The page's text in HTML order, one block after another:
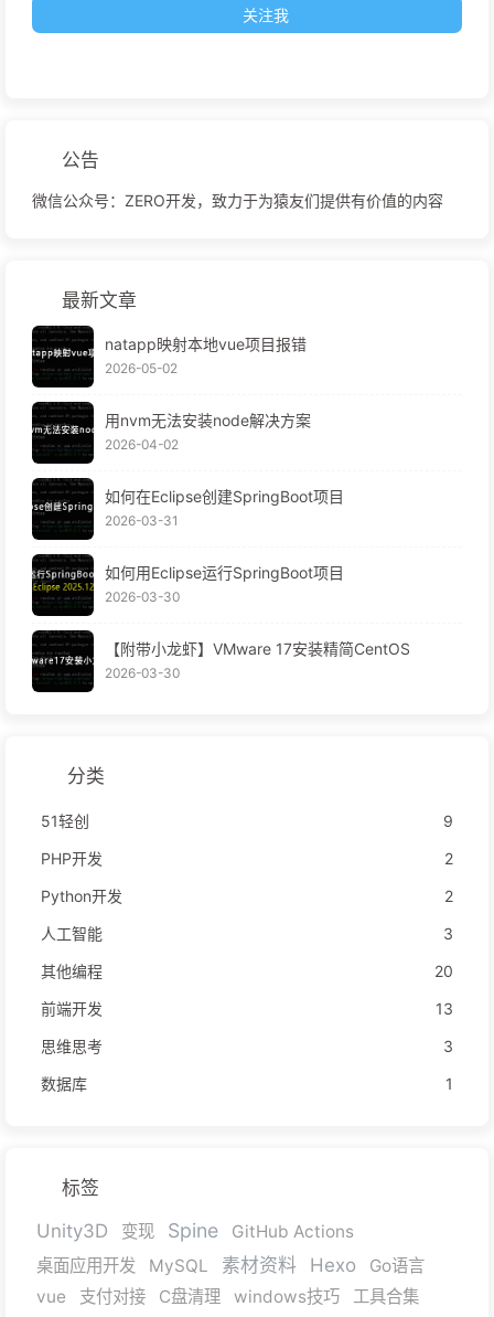
关注我
公告
微信公众号：ZERO开发，致力于为猿友们提供有价值的内容
最新文章
natapp映射本地vue项目报错
2026-05-02
用nvm无法安装node解决方案
2026-04-02
如何在Eclipse创建SpringBoot项目
2026-03-31
如何用Eclipse运行SpringBoot项目
2026-03-30
【附带小龙虾】VMware 17安装精简CentOS
2026-03-30
分类
51轻创
9
PHP开发
2
Python开发
2
人工智能
3
其他编程
20
前端开发
13
思维思考
3
数据库
1
标签
Unity3D
变现 Spine
GitHub Actions
桌面应用开发
MySQL 素材资料 Hexo
Go语言
vue
支付对接 C盘清理 windows技巧 工具合集